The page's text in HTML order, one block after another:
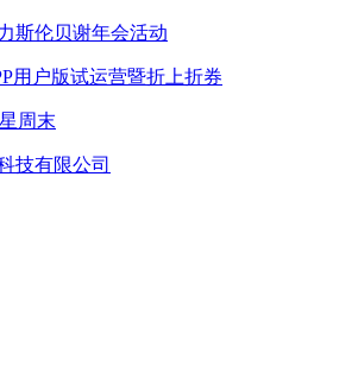
斯伦贝谢年会活动
用户版试运营暨折上折券
周末
技有限公司